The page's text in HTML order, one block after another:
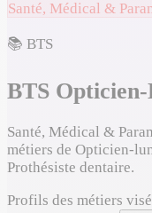
Santé, Médical &
📚 BTS
BTS
Santé, Médical &
métiers de Opticien-
Prothésiste dentaire.
Profils des métiers